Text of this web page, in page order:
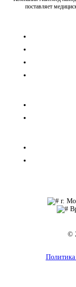
поставляет
г.
©
Политика